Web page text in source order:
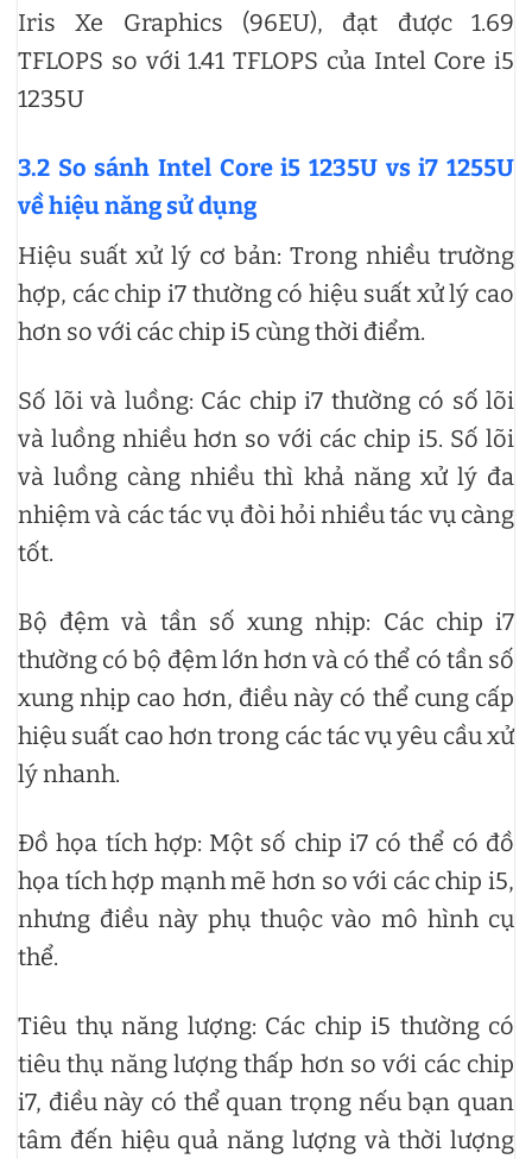
Iris Xe Graphics (96EU), đạt được 1.69
TFLOPS so với 1.41 TFLOPS của Intel Core i5
1235U
3.2 So sánh Intel Core i5 1235U vs i7 1255U
về hiệu năng sử dụng
Hiệu suất xử lý cơ bản: Trong nhiều trường
hợp, các chip i7 thường có hiệu suất xử lý cao
hơn so với các chip i5 cùng thời điểm.
Số lõi và luồng: Các chip i7 thường có số lõi
và luồng nhiều hơn so với các chip i5. Số lõi
và luồng càng nhiều thì khả năng xử lý đa
nhiệm và các tác vụ đòi hỏi nhiều tác vụ càng
tốt.
Bộ đệm và tần số xung nhịp: Các chip i7
thường có bộ đệm lớn hơn và có thể có tần số
xung nhịp cao hơn, điều này có thể cung cấp
hiệu suất cao hơn trong các tác vụ yêu cầu xử
lý nhanh.
Đồ họa tích hợp: Một số chip i7 có thể có đồ
họa tích hợp mạnh mẽ hơn so với các chip i5,
nhưng điều này phụ thuộc vào mô hình cụ
thể.
Tiêu thụ năng lượng: Các chip i5 thường có
tiêu thụ năng lượng thấp hơn so với các chip
i7, điều này có thể quan trọng nếu bạn quan
tâm đến hiệu quả năng lượng và thời lượng